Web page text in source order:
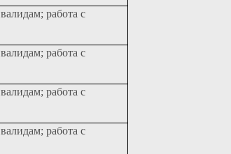
работа с
работа с
работа с
работа с